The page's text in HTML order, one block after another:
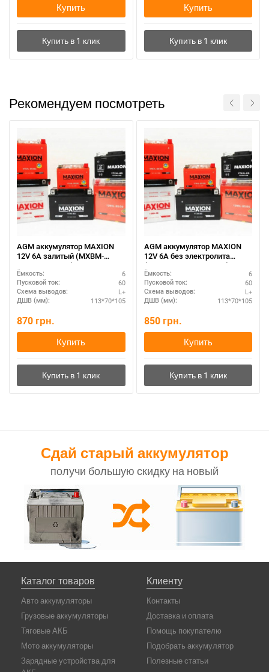
Купить Купить
Рекомендуем посмотреть
AGM аккумулятор MAXION
12V 6A залитый (MXBM-
YTX7L-BS AGM)
Ёмкость: 6
Пусковой ток: 60
Схема выводов: L+
ДШВ (мм): 113*70*105
870 грн.
Купить
AGM аккумулятор MAXION
12V 6A без электролита
(MXBM-YTX7L-BS AGM)
Ёмкость: 6
Пусковой ток: 60
Схема выводов: L+
ДШВ (мм): 113*70*105
850 грн.
Купить
Сдай старый аккумулятор
получи большую скидку на новый
Каталог товаров
Авто аккумуляторы
Грузовые аккумуляторы
Тяговые АКБ
Мото аккумуляторы
Зарядные устройства для
Клиенту
Контакты
Доставка и оплата
Помощь покупателю
Подобрать аккумулятор
Полезные статьи